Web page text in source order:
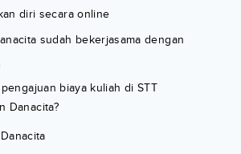
diri secara online
sudah bekerjasama dengan
biaya kuliah di STT
Danacita?